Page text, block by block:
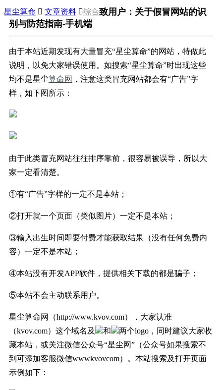
星尘算命  文章资料 综合致用户：关于假冒网站的识
别与防范指南-手机端
由于本站近期发现有大量冒充“星尘算命”的网站，特做此
说明，以免大家错误使用。如搜索“星尘算命”时出现这些
均不是星尘算命网 ，注意这类冒充网站都会有“广告”字
样，如下图所示：
由于此类冒充网站往往排序靠前，很容易被误导，所以大
家一定看清楚。
①有“广告”字样的一定不是本站；
②打开就一个页面（类似图片）一定不是本站；
③输入出生时间即要付费才能获取结果（没有任何免费内
容）一定不是本站；
④本站没有开发APP软件，提供相关下载的都是骗子；
⑤本站不会主动联系用户。
星尘算命网（http://www.kvov.com），大家认准
（kvov.com）这个域名及
和 两个logo ，同时建议大家收
藏本站，或关注微信公众号“星尘网”（公众号如果搜索不
到可添加客服微信wwwkvovcom）
。本站搜索及打开页面
示例如下：